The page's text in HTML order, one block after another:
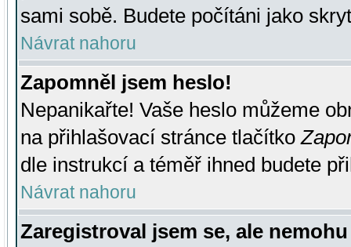
sami sobě. Budete počítáni jako
Návrat nahoru
Zapomněl jsem heslo!
Nepanikařte! Vaše heslo můžeme
na přihlašovací stránce tlačítko
dle instrukcí a téměř ihned budete
Návrat nahoru
Zaregistroval jsem se, ale